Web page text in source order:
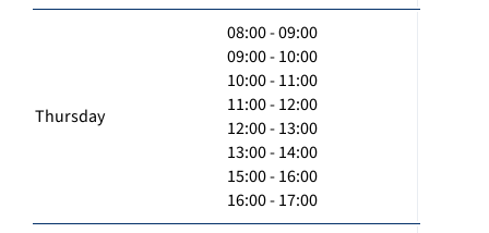
Thursday
08:00 - 09:00
09:00 - 10:00
10:00 - 11:00
11:00 - 12:00
12:00 - 13:00
13:00 - 14:00
15:00 - 16:00
16:00 - 17:00